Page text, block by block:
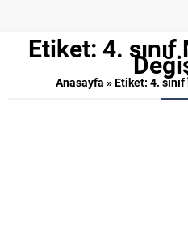
Etiket: 4.
Anasayfa »Etiket: 4.